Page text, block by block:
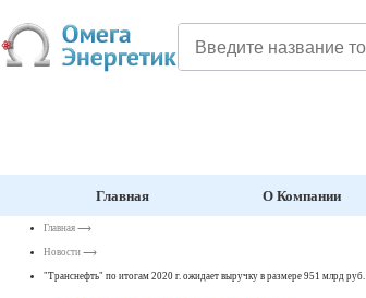
Главная О Компании
Главная ⟶
Новости ⟶
"Транснефть" по итогам 2020 г. ожидает выручку в размере 951 млрд руб.